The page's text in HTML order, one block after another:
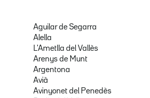
Aguilar de Segarra
Alella
L'Ametlla del Vallès
Arenys de Munt
Argentona
Avià
Avinyonet del Penedès